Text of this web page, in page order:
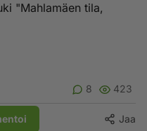
"Mahlamäen tila,
8 423
Jaa